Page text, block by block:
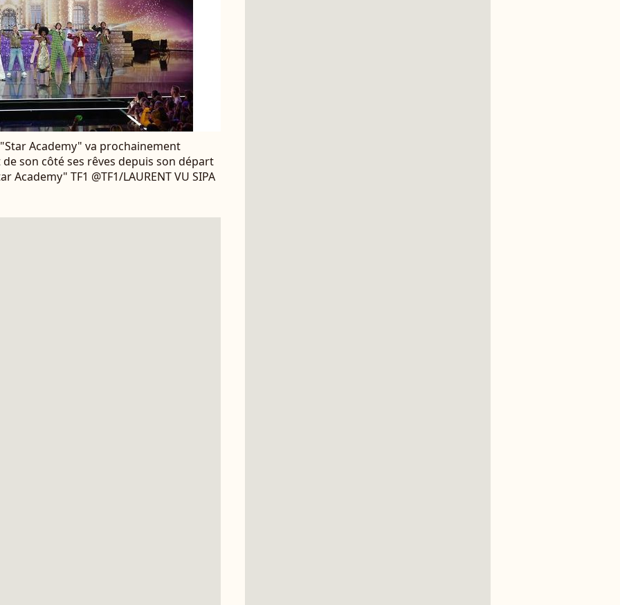
Academy" va prochainement
son côté ses rêves depuis son départ
TF1 @TF1/LAURENT VU SIPA